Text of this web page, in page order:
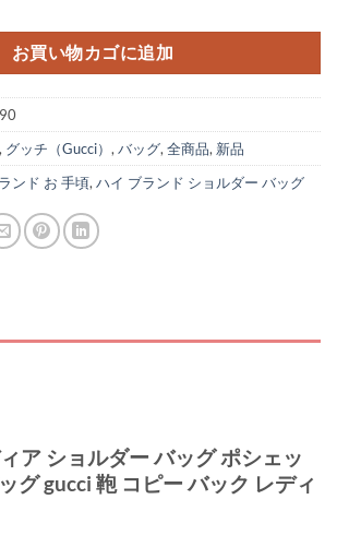
お買い物カゴに追加
, グッチ（Gucci） ,バッグ,全商品, 新品
ンド お 手頃,ハイ ブランド ショルダー バッグ
ア ショルダー バッグ ポシェッ
グ gucci 鞄 コピー バック レディ